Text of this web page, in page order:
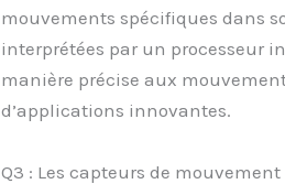
mouvements spécifiques dans
interprétées par un processeur
manière précise aux
d’applications innovantes.
Q3 : Les capteurs de